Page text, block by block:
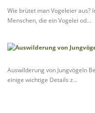
Wie brütet man Vogeleier aus? Immer öfter erreichen uns Anfragen von
Menschen, die ein Vogelei od...
Auswilderung von Jungvögeln Bei der Auswilderung von Jungvögeln sind
einige wichtige Details z...